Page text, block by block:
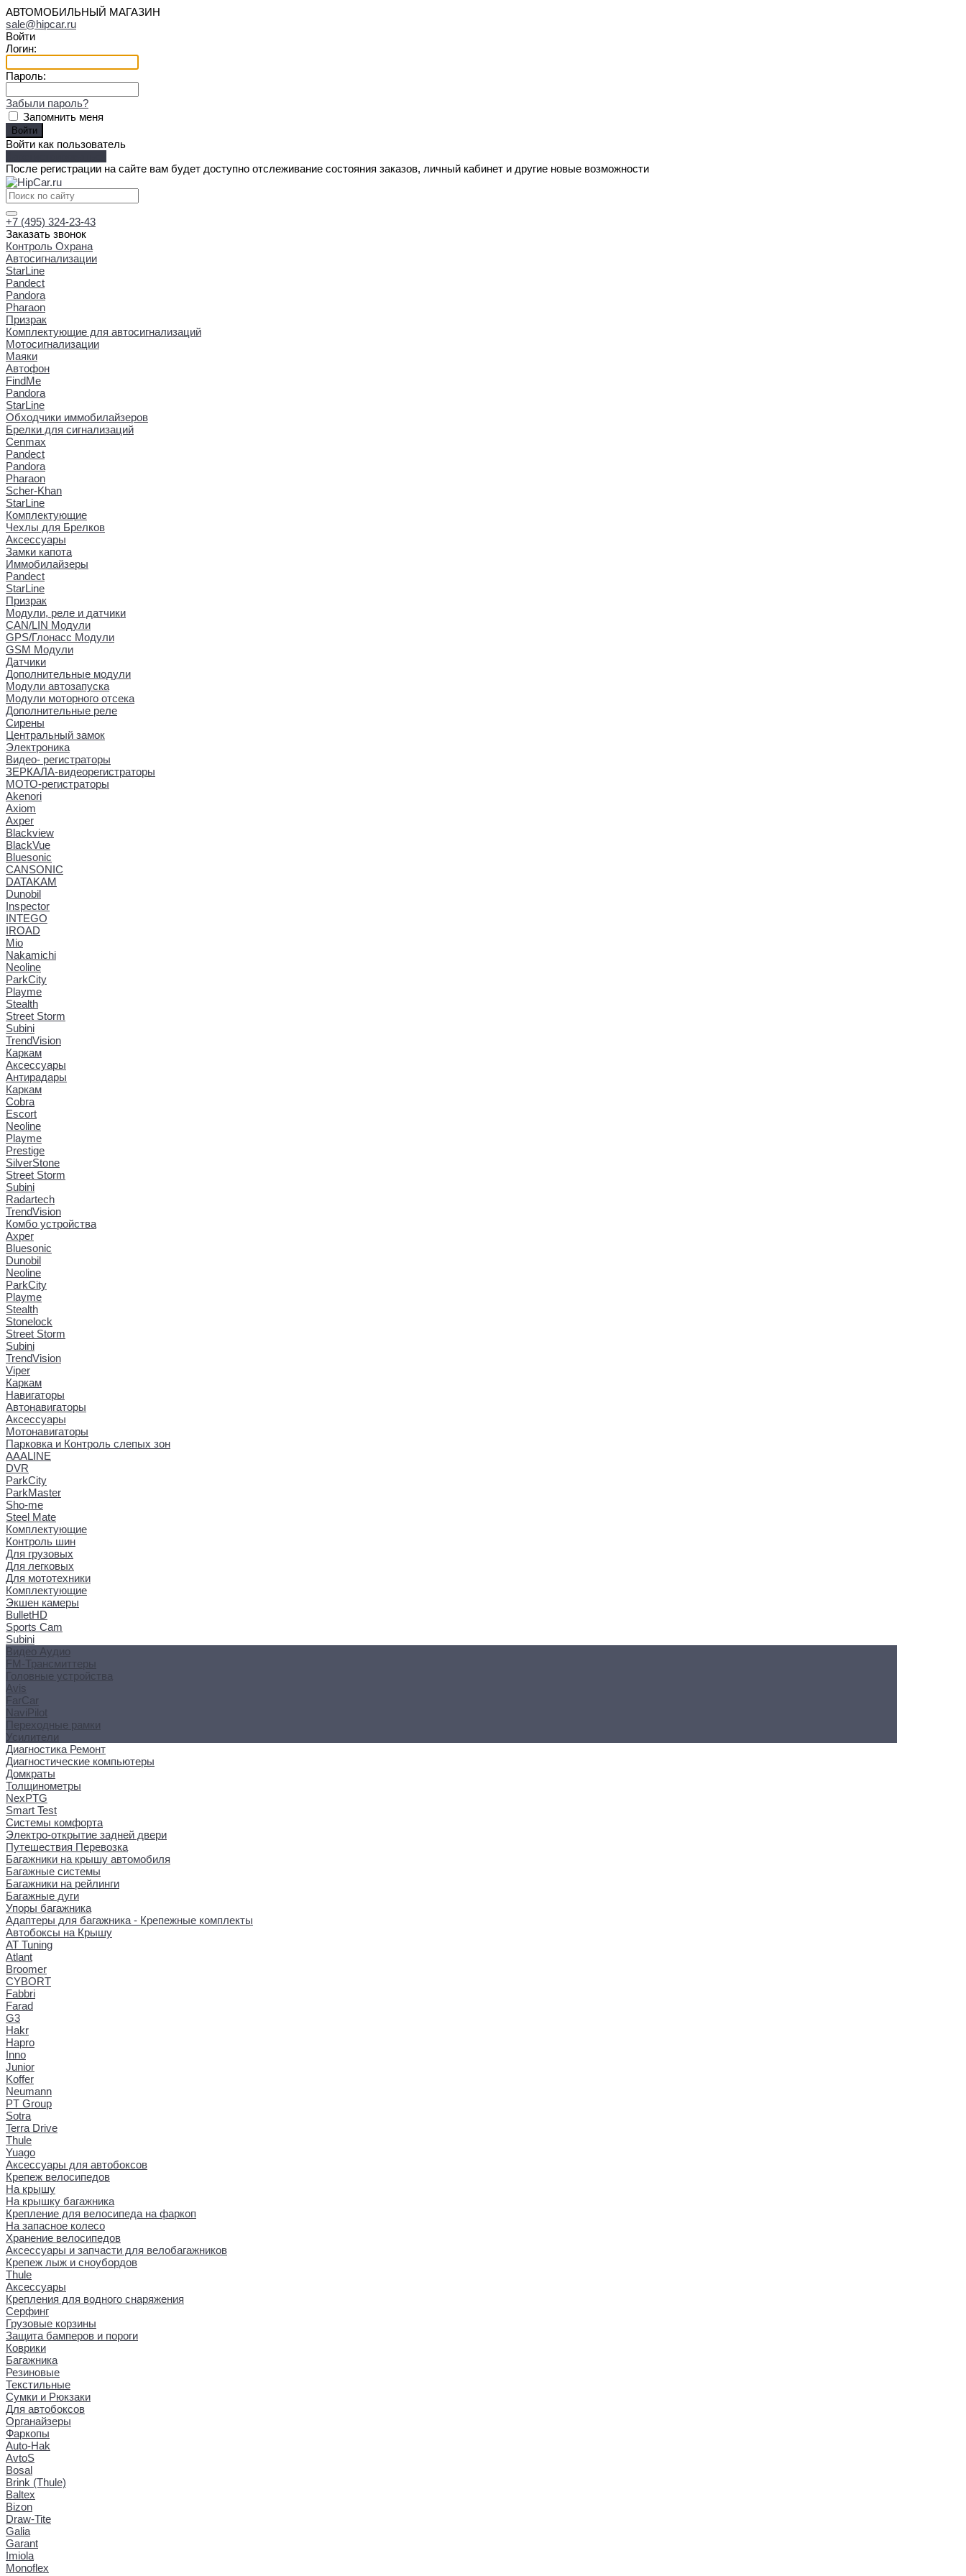
АВТОМОБИЛЬНЫЙ МАГАЗИН
sale@hipcar.ru
Войти
Логин:
Пароль:
Забыли пароль?
Запомнить меня
Войти как пользователь
После регистрации на сайте вам будет доступно отслеживание состояния заказов, личный кабинет и другие новые возможности
+7 (495) 324-23-43
Заказать звонок
Контроль Охрана
Автосигнализации
StarLine
Pandect
Pandora
Pharaon
Призрак
Комплектующие для автосигнализаций
Мотосигнализации
Маяки
Автофон
FindMe
Pandora
StarLine
Обходчики иммобилайзеров
Брелки для сигнализаций
Cenmax
Pandect
Pandora
Pharaon
Scher-Khan
StarLine
Комплектующие
Чехлы для Брелков
Аксессуары
Замки капота
Иммобилайзеры
Pandect
StarLine
Призрак
Модули, реле и датчики
CAN/LIN Модули
GPS/Глонасс Модули
GSM Модули
Датчики
Дополнительные модули
Модули автозапуска
Модули моторного отсека
Дополнительные реле
Сирены
Центральный замок
Электроника
Видео- регистраторы
ЗЕРКАЛА-видеорегистраторы
МОТО-регистраторы
Akenori
Axiom
Axper
Blackview
BlackVue
Bluesonic
CANSONIC
DATAKAM
Dunobil
Inspector
INTEGO
IROAD
Mio
Nakamichi
Neoline
ParkCity
Playme
Stealth
Street Storm
Subini
TrendVision
Каркам
Аксессуары
Антирадары
Каркам
Cobra
Escort
Neoline
Playme
Prestige
SilverStone
Street Storm
Subini
Radartech
TrendVision
Комбо устройства
Axper
Bluesonic
Dunobil
Neoline
ParkCity
Playme
Stealth
Stonelock
Street Storm
Subini
TrendVision
Viper
Каркам
Навигаторы
Автонавигаторы
Аксессуары
Мотонавигаторы
Парковка и Контроль слепых зон
AAALINE
DVR
ParkCity
ParkMaster
Sho-me
Steel Mate
Комплектующие
Контроль шин
Для грузовых
Для легковых
Для мототехники
Комплектующие
Экшен камеры
BulletHD
Sports Cam
Subini
Видео Аудио
FM-Трансмиттеры
Головные устройства
Avis
FarCar
NaviPilot
Переходные рамки
Усилители
Диагностика Ремонт
Диагностические компьютеры
Домкраты
Толщинометры
NexPTG
Smart Test
Системы комфорта
Электро-открытие задней двери
Путешествия Перевозка
Багажники на крышу автомобиля
Багажные системы
Багажники на рейлинги
Багажные дуги
Упоры багажника
Адаптеры для багажника - Крепежные комплекты
Автобоксы на Крышу
AT Tuning
Atlant
Broomer
CYBORT
Fabbri
Farad
G3
Hakr
Hapro
Inno
Junior
Koffer
Neumann
PT Group
Sotra
Terra Drive
Thule
Yuago
Аксессуары для автобоксов
Крепеж велосипедов
На крышу
На крышку багажника
Крепление для велосипеда на фаркоп
На запасное колесо
Хранение велосипедов
Аксессуары и запчасти для велобагажников
Крепеж лыж и сноубордов
Thule
Аксессуары
Крепления для водного снаряжения
Серфинг
Грузовые корзины
Защита бамперов и пороги
Коврики
Багажника
Резиновые
Текстильные
Сумки и Рюкзаки
Для автобоксов
Органайзеры
Фаркопы
Auto-Hak
AvtoS
Bosal
Brink (Thule)
Baltex
Bizon
Draw-Tite
Galia
Garant
Imiola
Monoflex